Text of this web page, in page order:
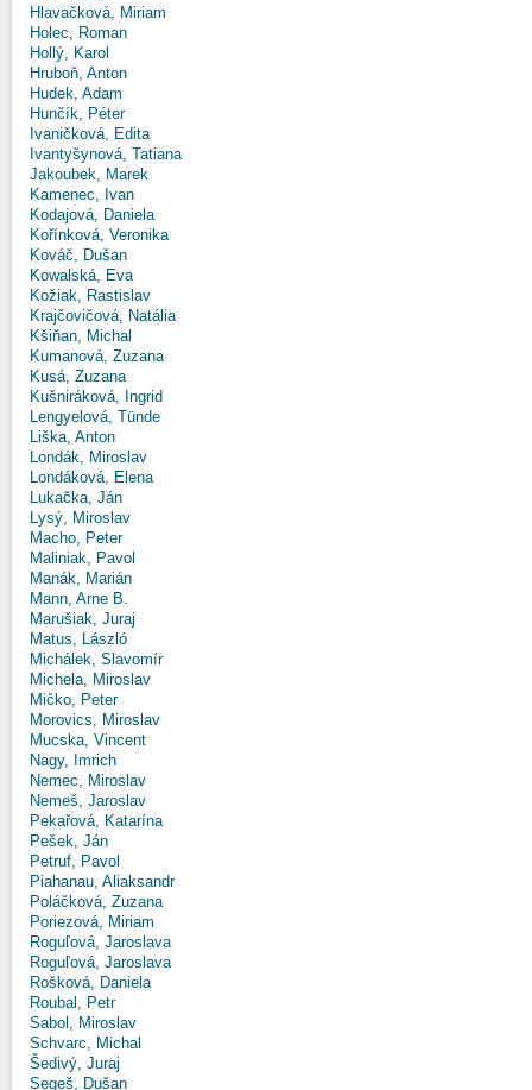
Hlavačková, Miriam
Holec, Roman
Hollý, Karol
Hruboň, Anton
Hudek, Adam
Hunčík, Péter
Ivaničková, Edita
Ivantyšynová, Tatiana
Jakoubek, Marek
Kamenec, Ivan
Kodajová, Daniela
Kořínková, Veronika
Kováč, Dušan
Kowalská, Eva
Kožiak, Rastislav
Krajčovičová, Natália
Kšiňan, Michal
Kumanová, Zuzana
Kusá, Zuzana
Kušniráková, Ingrid
Lengyelová, Tünde
Liška, Anton
Londák, Miroslav
Londáková, Elena
Lukačka, Ján
Lysý, Miroslav
Macho, Peter
Maliniak, Pavol
Manák, Marián
Mann, Arne B.
Marušiak, Juraj
Matus, László
Michálek, Slavomír
Michela, Miroslav
Mičko, Peter
Morovics, Miroslav
Mucska, Vincent
Nagy, Imrich
Nemec, Miroslav
Nemeš, Jaroslav
Pekařová, Katarína
Pešek, Ján
Petruf, Pavol
Piahanau, Aliaksandr
Poláčková, Zuzana
Poriezová, Miriam
Roguľová, Jaroslava
Roguľová, Jaroslava
Rošková, Daniela
Roubal, Petr
Sabol, Miroslav
Schvarc, Michal
Šedivý, Juraj
Segeš, Dušan